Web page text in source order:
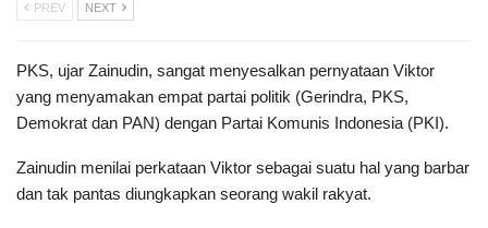
PREV NEXT
PKS, ujar Zainudin, sangat menyesalkan pernyataan Viktor
yang menyamakan empat partai politik (Gerindra, PKS,
Demokrat dan PAN) dengan Partai Komunis Indonesia (PKI).
Zainudin menilai perkataan Viktor sebagai suatu hal yang barbar
dan tak pantas diungkapkan seorang wakil rakyat.